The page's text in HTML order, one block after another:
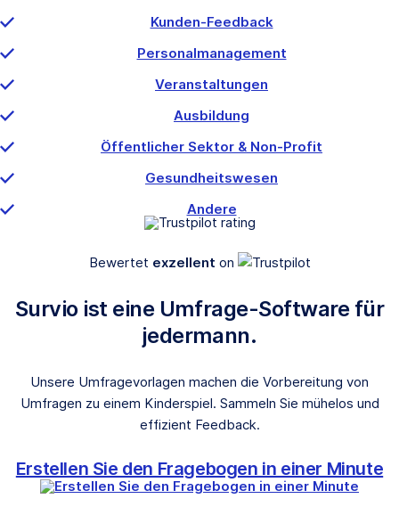
Kunden-Feedback
Personalmanagement
Veranstaltungen
Ausbildung
Öffentlicher Sektor & Non-Profit
Gesundheitswesen
Andere
Bewertet exzellent on
Survio ist eine Umfrage-Software für
jedermann.
Unsere Umfragevorlagen machen die Vorbereitung von
Umfragen zu einem Kinderspiel. Sammeln Sie mühelos und
effizient Feedback.
Erstellen Sie den Fragebogen in einer Minute